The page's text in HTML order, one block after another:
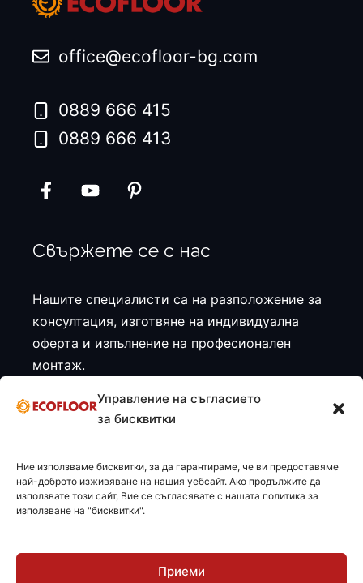
Управление на съгласието
за бисквитки
Ние използваме бисквитки, за да гарантираме, че ви предоставяме
най-доброто изживяване на нашия уебсайт. Ако продължите да
използвате този сайт, Вие се съгласявате с нашата политика за
използване на "бисквитки".
Приеми
office@ecofloor-bg.com
0889 666 415
0889 666 413
Свържете се с нас
Нашите специалисти са на разположение за
консултация, изготвяне на индивидуална
оферта и изпълнение на професионален
монтаж.
Направете запитване
© 2026 ECOFLOOR BULGARIA LTD